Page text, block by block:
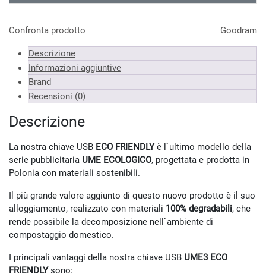
Almeno 6 unità
20.34 €
*Prezzi IVA inclusa
Confronta prodotto Goodram
Descrizione
Informazioni aggiuntive
Brand
Recensioni (0)
Descrizione
La nostra chiave USB ECO FRIENDLYè l`ultimo modello della
serie pubblicitaria UME ECOLOGICO, progettata e prodotta in
Polonia con materiali sostenibili.
Il più grande valore aggiunto di questo nuovo prodotto è il suo
alloggiamento, realizzato con materiali 100% degradabili, che
rende possibile la decomposizione nell`ambiente di
compostaggio domestico.
I principali vantaggi della nostra chiave USB UME3 ECO
FRIENDLYsono: